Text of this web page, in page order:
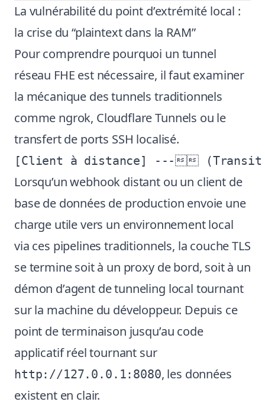
La vulnérabilité du point d’extrémité local :
la crise du “plaintext dans la RAM”
Pour comprendre pourquoi un tunnel
réseau FHE est nécessaire, il faut examiner
la mécanique des tunnels traditionnels
comme ngrok, Cloudflare Tunnels ou le
transfert de ports SSH localisé.
Lorsqu’un webhook distant ou un client de
base de données de production envoie une
charge utile vers un environnement local
via ces pipelines traditionnels, la couche TLS
se termine soit à un proxy de bord, soit à un
démon d’agent de tunneling local tournant
sur la machine du développeur. Depuis ce
point de terminaison jusqu’au code
applicatif réel tournant sur
http://127.0.0.1:8080, les données
existent en clair.